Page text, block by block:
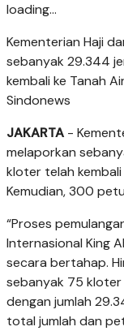
loading...
Kementerian Haji
sebanyak 29.344
kembali ke Tanah
Sindonews
JAKARTA -
melaporkan
kloter telah
Kemudian, 300
“Proses
Internasional King
secara bertahap.
sebanyak 75
dengan jumlah
total jumlah dan